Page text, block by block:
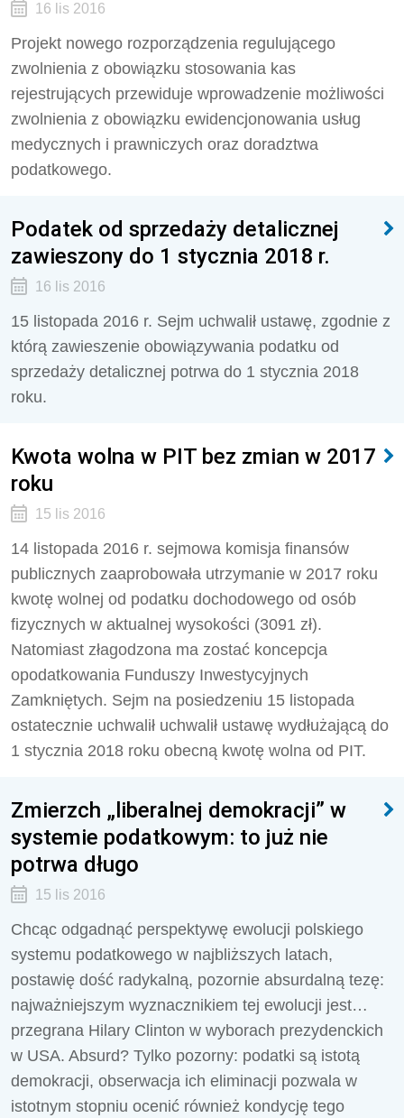
16 lis 2016
Projekt nowego rozporządzenia regulującego
zwolnienia z obowiązku stosowania kas
rejestrujących przewiduje wprowadzenie możliwości
zwolnienia z obowiązku ewidencjonowania usług
medycznych i prawniczych oraz doradztwa
podatkowego.
Podatek od sprzedaży detalicznej
zawieszony do 1 stycznia 2018 r.
16 lis 2016
15 listopada 2016 r. Sejm uchwalił ustawę, zgodnie z
którą zawieszenie obowiązywania podatku od
sprzedaży detalicznej potrwa do 1 stycznia 2018
roku.
Kwota wolna w PIT bez zmian w 2017
roku
15 lis 2016
14 listopada 2016 r. sejmowa komisja finansów
publicznych zaaprobowała utrzymanie w 2017 roku
kwotę wolnej od podatku dochodowego od osób
fizycznych w aktualnej wysokości (3091 zł).
Natomiast złagodzona ma zostać koncepcja
opodatkowania Funduszy Inwestycyjnych
Zamkniętych. Sejm na posiedzeniu 15 listopada
ostatecznie uchwalił uchwalił ustawę wydłużającą do
1 stycznia 2018 roku obecną kwotę wolna od PIT.
Zmierzch „liberalnej demokracji” w
systemie podatkowym: to już nie
potrwa długo
15 lis 2016
Chcąc odgadnąć perspektywę ewolucji polskiego
systemu podatkowego w najbliższych latach,
postawię dość radykalną, pozornie absurdalną tezę:
najważniejszym wyznacznikiem tej ewolucji jest…
przegrana Hilary Clinton w wyborach prezydenckich
w USA. Absurd? Tylko pozorny: podatki są istotą
demokracji, obserwacja ich eliminacji pozwala w
istotnym stopniu ocenić również kondycję tego